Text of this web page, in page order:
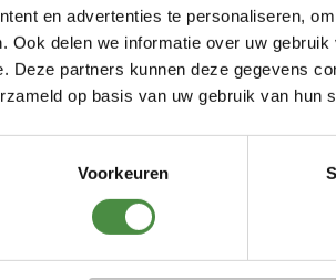
en advertenties te personaliseren,
Ook delen we informatie over uw
Deze partners kunnen deze gegevens
op basis van uw gebruik van hun
Voorkeuren